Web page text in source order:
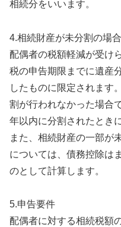
相続分をいいます。
4.相続財産が未分割の場合
配偶者の税額軽減が受け
税の申告期限までに遺産
したものに限定されます
割が行われなかった場合
年以内に分割されたとき
また、相続財産の一部が
については、債務控除は
のとして計算します。
5.申告要件
配偶者に対する相続税額